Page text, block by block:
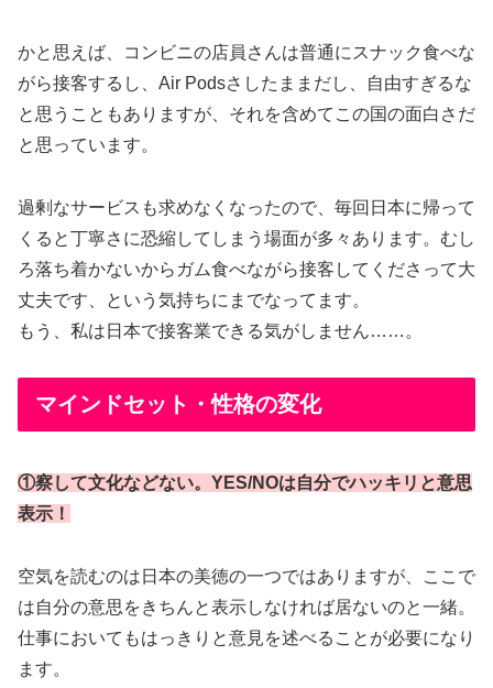
かと思えば、コンビニの店員さんは普通にスナック食べな
がら接客するし、Air Podsさしたままだし、自由すぎるな
と思うこともありますが、それを含めてこの国の面白さだ
と思っています。
過剰なサービスも求めなくなったので、毎回日本に帰って
くると丁寧さに恐縮してしまう場面が多々あります。むし
ろ落ち着かないからガム食べながら接客してくださって大
丈夫です、という気持ちにまでなってます。
もう、私は日本で接客業できる気がしません……。
マインドセット・性格の変化
①察して文化などない。YES/NOは自分でハッキリと意思
表示！
空気を読むのは日本の美徳の一つではありますが、ここで
は自分の意思をきちんと表示しなければ居ないのと一緒。
仕事においてもはっきりと意見を述べることが必要になり
ます。